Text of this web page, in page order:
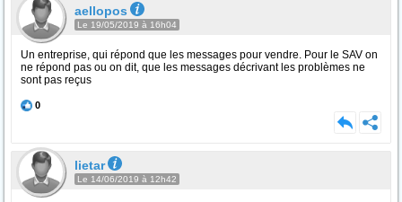
aellopos
Le 19/05/2019 à 16h04
Un entreprise, qui répond que les messages pour vendre. Pour le SAV on
ne répond pas ou on dit, que les messages décrivant les problèmes ne
sont pas reçus
0
lietar
Le 14/06/2019 à 12h42